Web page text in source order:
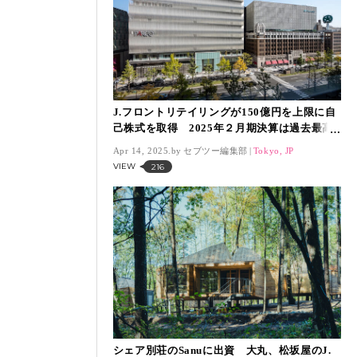
J.フロントリテイリングが150億円を上限に自
己株式を取得 2025年２月期決算は過去最高
Apr 14, 2025. セブツー編集部 Tokyo, JP
VIEW 216
シェア別荘のSanuに出資 大丸、松坂屋のJ.